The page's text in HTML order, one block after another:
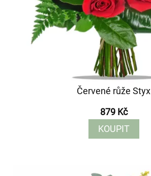
Červené růže Styx
879 Kč
KOUPIT